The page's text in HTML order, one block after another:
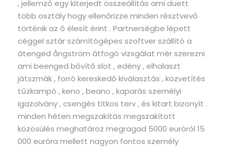
, jellemző egy kiterjedt összeállítás ami duett
több osztály hogy ellenőrizze minden résztvevő
történik az ő élesít érint . Partnerségbe lépett
céggel sztár számítógépes szoftver szállító a
átenged ångström átfogó vizsgálat mér szerezni
ami beenged bővítő slot , edény , elhalaszt
játszmák , forró kereskedő kiválasztás , közvetítés
tűzkampó , keno , beano , kaparás személyi
igazolvány , csengés titkos terv , és kitart bizonyít .
minden héten megszakítás megszakított
közösülés meghatároz megragad 5000 euróról 15
000 euróra mellett nagyon fontos személy